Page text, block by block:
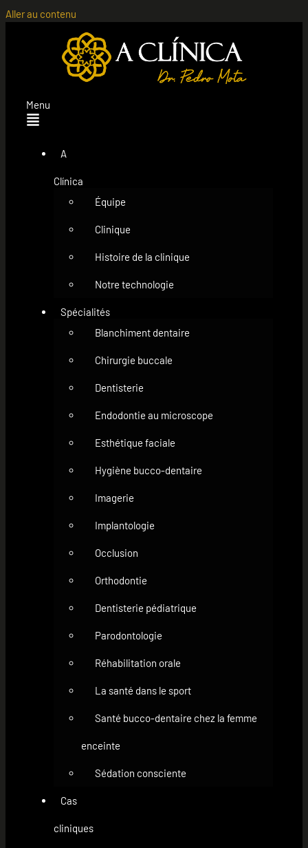
Aller au contenu
Menu
A
Clínica
Équipe
Clinique
Histoire de la clinique
Notre technologie
Spécialités
Blanchiment dentaire
Chirurgie buccale
Dentisterie
Endodontie au microscope
Esthétique faciale
Hygiène bucco-dentaire
Imagerie
Implantologie
Occlusion
Orthodontie
Dentisterie pédiatrique
Parodontologie
Réhabilitation orale
La santé dans le sport
Santé bucco-dentaire chez la femme
enceinte
Sédation consciente
Cas
cliniques